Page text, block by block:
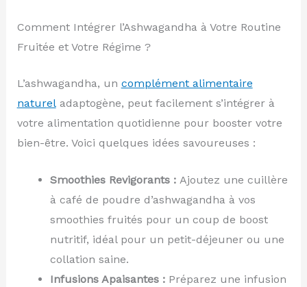
Comment Intégrer l’Ashwagandha à Votre Routine
Fruitée et Votre Régime ?
L’ashwagandha, un complément alimentaire
natureladaptogène, peut facilement s’intégrer à
votre alimentation quotidienne pour booster votre
bien-être. Voici quelques idées savoureuses :
Smoothies Revigorants :Ajoutez une cuillère
à café de poudre d’ashwagandha à vos
smoothies fruités pour un coup de boost
nutritif, idéal pour un petit-déjeuner ou une
collation saine.
Infusions Apaisantes :Préparez une infusion